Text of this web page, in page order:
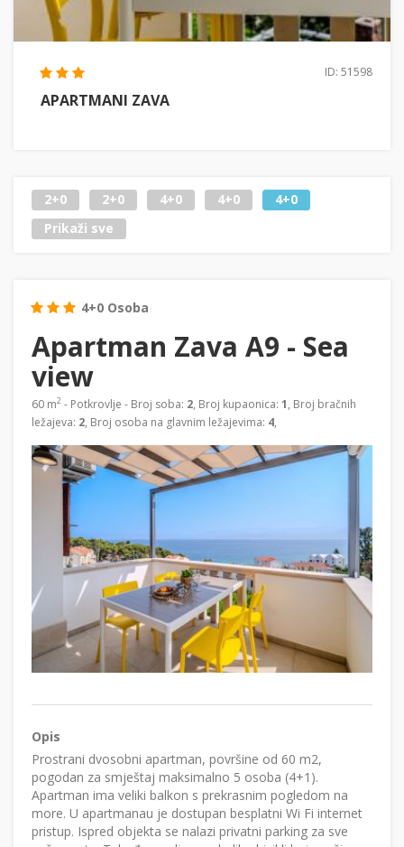
ID: 51598
APARTMANI ZAVA
2+0 2+0 4+0 4+0
4+0
Prikaži sve
4+0 Osoba
Apartman Zava A9 - Sea
view
60 m2 - Potkrovlje - Broj soba: 2, Broj kupaonica: 1, Broj bračnih
ležajeva: 2, Broj osoba na glavnim ležajevima: 4,
Opis
Prostrani dvosobni apartman, površine od 60 m2,
pogodan za smještaj maksimalno 5 osoba (4+1).
Apartman ima veliki balkon s prekrasnim pogledom na
more. U apartmanau je dostupan besplatni Wi Fi internet
pristup. Ispred objekta se nalazi privatni parking za sve